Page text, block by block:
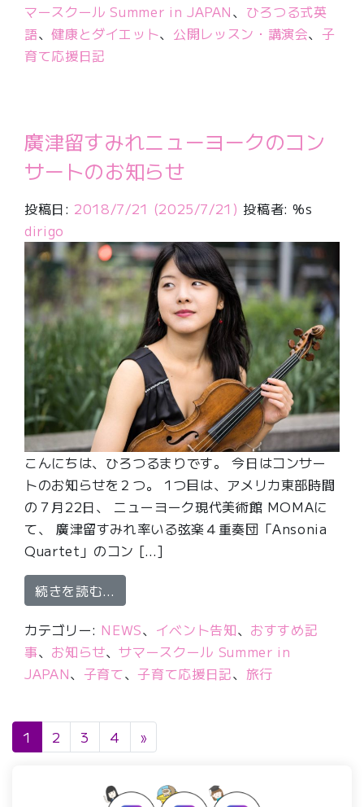
マースクール Summer in JAPAN、 ひろつる式英
語、健康とダイエット、 公開レッスン・講演会、子
育て応援日記
廣津留すみれニューヨークのコン
サートのお知らせ
投稿日: 2018/7/21 (2025/7/21) 投稿者: %s
dirigo
こんにちは、ひろつるまりです。 今日はコンサー
トのお知らせを２つ。 1つ目は、アメリカ東部時間
の７月22日、 ニューヨーク現代美術館 MOMAに
て、 廣津留すみれ率いる弦楽４重奏団「Ansonia
Quartet」のコン […]
続きを読む…
カテゴリー: NEWS、 イベント告知、 おすすめ記
事、 お知らせ、サマースクール Summer in
JAPAN、 子育て、子育て応援日記、 旅行
投稿ナビゲーション
1 2 3 4 »